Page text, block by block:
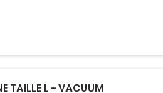
TAILLE L - VACUUM